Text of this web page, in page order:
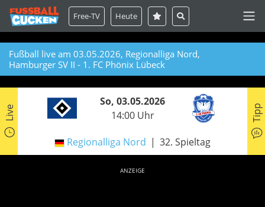
Free-TV Heute
Fußball live am 03.05.2026, Regionalliga Nord,
Hamburger SV II - 1. FC Phönix Lübeck
Live
So, 03.05.2026
14:00 Uhr
Regionalliga Nord 32. Spieltag
Tipp
ANZEIGE